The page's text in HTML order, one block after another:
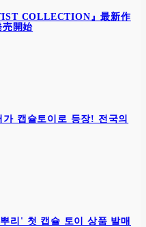
COLLECTION』最新作
売開始
캡슐토이로 등장! 전국의
리' 첫 캡슐 토이 상품 발매